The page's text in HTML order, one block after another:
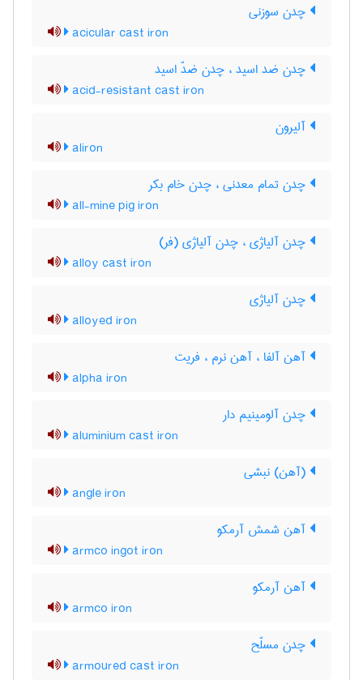
چدن سوزنی
acicular cast iron
چدن ضد اسید ، چدن ضدّ اسید
acid-resistant cast iron
آلیرون
aliron
چدن تمام معدنی ، چدن خام بکر
all-mine pig iron
چدن آلیاژی ، چدن آلیاژی (فر)
alloy cast iron
چدن آلیاژی
alloyed iron
آهن آلفا ، آهن نرم ، فریت
alpha iron
چدن آلومینیم دار
aluminium cast iron
(آهن) نبشی
angle iron
آهن شمش آرمکو
armco ingot iron
آهن آرمکو
armco iron
چدن مسلّح
armoured cast iron